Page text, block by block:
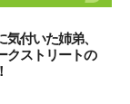
付いた姉弟、
クストリートの